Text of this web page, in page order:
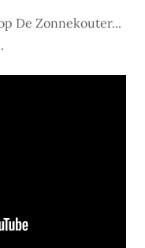
De Zonnekouter...